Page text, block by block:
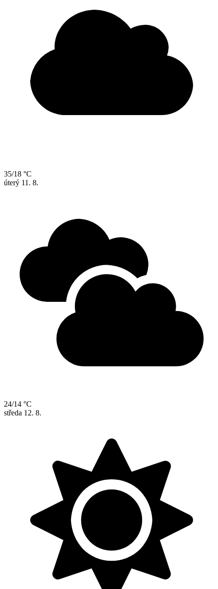
35/18 °C
úterý 11. 8.
24/14 °C
středa 12. 8.